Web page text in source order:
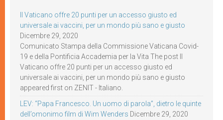
Il Vaticano offre 20 punti per un accesso giusto ed
universale ai vaccini, per un mondo più sano e giusto
Dicembre 29, 2020
Comunicato Stampa della Commissione Vaticana Covid-
19 e della Pontificia Accademia per la Vita The post Il
Vaticano offre 20 punti per un accesso giusto ed
universale ai vaccini, per un mondo più sano e giusto
appeared first on ZENIT - Italiano.
LEV: “Papa Francesco. Un uomo di parola”, dietro le quinte
dell’omonimo film di Wim Wenders Dicembre 29, 2020